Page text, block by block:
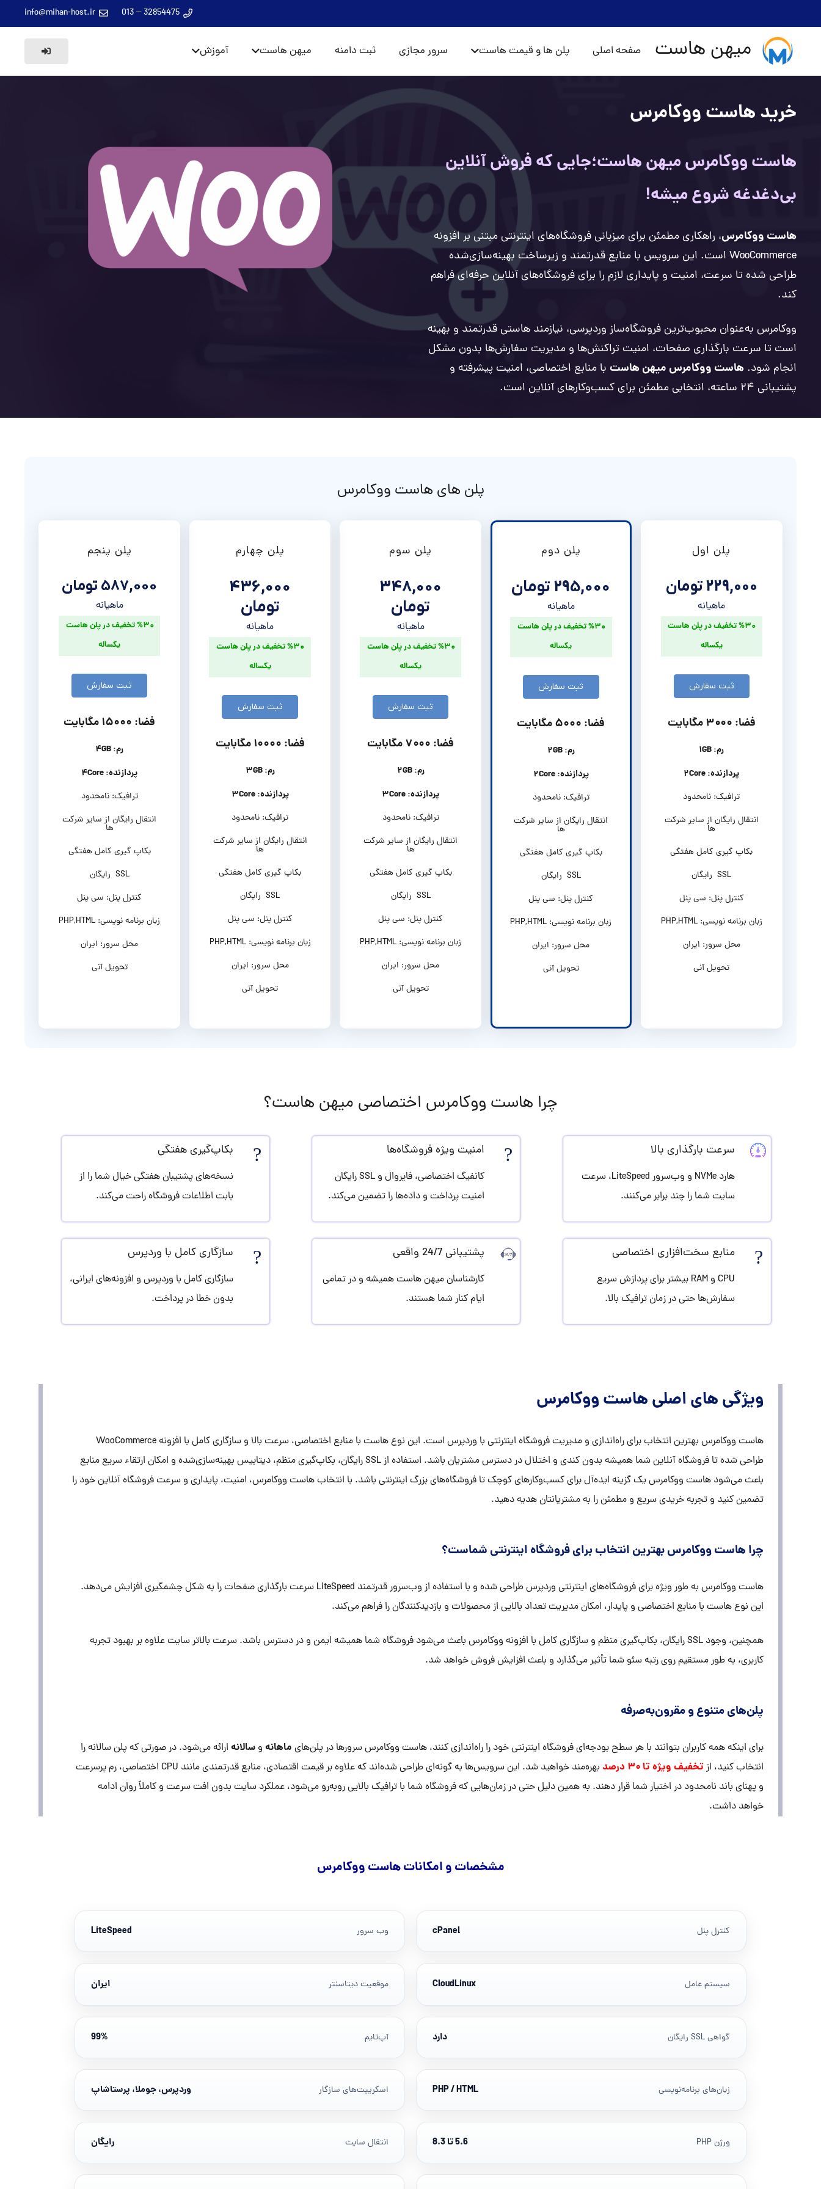
32854475 – 013
info@mihan-host.ir
میهن هاست صفحه اصلی پلن ها و قیمت هاست سرور مجازی ثبت دامنه میهن هاست آموزش
خرید هاست ووکامرس
هاست ووکامرس میهن هاست؛جایی که فروش آنلاین
بی‌دغدغه شروع میشه!
هاست ووکامرس، راهکاری مطمئن برای میزبانی فروشگاه‌های اینترنتی مبتنی بر افزونه
WooCommerce است. این سرویس با منابع قدرتمند و زیرساخت بهینه‌سازی‌شده
طراحی شده تا سرعت، امنیت و پایداری لازم را برای فروشگاه‌های آنلاین حرفه‌ای فراهم
کند.
ووکامرس به‌عنوان محبوب‌ترین فروشگاه‌ساز وردپرسی، نیازمند هاستی قدرتمند و بهینه
است تا سرعت بارگذاری صفحات، امنیت تراکنش‌ها و مدیریت سفارش‌ها بدون مشکل
انجام شود. هاست ووکامرس میهن هاست با منابع اختصاصی، امنیت پیشرفته و
پشتیبانی ۲۴ ساعته، انتخابی مطمئن برای کسب‌وکارهای آنلاین است.
پلن های هاست ووکامرس
پلن اول
229,000 تومان
ماهیانه
%۳۰ تخفیف در پلن هاست
یکساله
ثبت سفارش
فضا: ۳۰۰۰ مگابایت
رم: ۱GB
پردازنده: ٢Core
ترافیک: نامحدود
انتقال رایگان از سایر شرکت
ها
بکاپ گیری کامل هفتگی
SSL رایگان
کنترل پنل: سی پنل
زبان برنامه نویسی: PHP,HTML
محل سرور: ایران
تحویل آنی
پلن دوم
295,000 تومان
ماهیانه
%۳۰ تخفیف در پلن هاست
یکساله
ثبت سفارش
فضا: ۵۰۰۰ مگابایت
رم: ۲GB
پردازنده: ٢Core
ترافیک: نامحدود
انتقال رایگان از سایر شرکت
ها
بکاپ گیری کامل هفتگی
SSL رایگان
کنترل پنل: سی پنل
زبان برنامه نویسی: PHP,HTML
محل سرور: ایران
تحویل آنی
پلن سوم
348,000
تومان
ماهیانه
%۳۰ تخفیف در پلن هاست
یکساله
ثبت سفارش
فضا: ۷۰۰۰ مگابایت
رم: ۲GB
پردازنده: ۳Core
ترافیک: نامحدود
انتقال رایگان از سایر شرکت
ها
بکاپ گیری کامل هفتگی
SSL رایگان
کنترل پنل: سی پنل
زبان برنامه نویسی: PHP,HTML
محل سرور: ایران
تحویل آنی
پلن چهارم
436,000
تومان
ماهیانه
%۳۰ تخفیف در پلن هاست
یکساله
ثبت سفارش
فضا: ۱۰۰۰۰ مگابایت
رم: ۳GB
پردازنده: ۳Core
ترافیک: نامحدود
انتقال رایگان از سایر شرکت
ها
بکاپ گیری کامل هفتگی
SSL رایگان
کنترل پنل: سی پنل
زبان برنامه نویسی: PHP,HTML
محل سرور: ایران
تحویل آنی
پلن پنجم
587,000 تومان
ماهیانه
%۳۰ تخفیف در پلن هاست
یکساله
ثبت سفارش
فضا: ۱۵۰۰۰ مگابایت
رم: ۴GB
پردازنده: ۴Core
ترافیک: نامحدود
انتقال رایگان از سایر شرکت
ها
بکاپ گیری کامل هفتگی
SSL رایگان
کنترل پنل: سی پنل
زبان برنامه نویسی: PHP,HTML
محل سرور: ایران
تحویل آنی
چرا هاست ووکامرس اختصاصی میهن هاست؟
سرعت بارگذاری بالا
هارد NVMe و وب‌سرور LiteSpeed، سرعت
سایت شما را چند برابر می‌کنند.
?️ امنیت ویژه فروشگاه‌ها
کانفیگ اختصاصی، فایروال و SSL رایگان
امنیت پرداخت و داده‌ها را تضمین می‌کند.
? بکاپ‌گیری هفتگی
نسخه‌های پشتیبان هفتگی خیال شما را از
بابت اطلاعات فروشگاه راحت می‌کند.
? منابع سخت‌افزاری اختصاصی
CPU و RAM بیشتر برای پردازش سریع
سفارش‌ها حتی در زمان ترافیک بالا.
پشتیبانی 24/7 واقعی
کارشناسان میهن هاست همیشه و در تمامی
ایام کنار شما هستند.
?️ سازگاری کامل با وردپرس
سازگاری کامل با وردپرس و افزونه‌های ایرانی،
بدون خطا در پرداخت.
ویژگی های اصلی هاست ووکامرس
هاست ووکامرس بهترین انتخاب برای راه‌اندازی و مدیریت فروشگاه اینترنتی با وردپرس است. این نوع هاست با منابع اختصاصی، سرعت بالا و سازگاری کامل با افزونه WooCommerce
طراحی شده تا فروشگاه آنلاین شما همیشه بدون کندی و اختلال در دسترس مشتریان باشد. استفاده از SSL رایگان، بکاپ‌گیری منظم، دیتابیس بهینه‌سازی‌شده و امکان ارتقاء سریع منابع
باعث می‌شود هاست ووکامرس یک گزینه ایده‌آل برای کسب‌وکارهای کوچک تا فروشگاه‌های بزرگ اینترنتی باشد. با انتخاب هاست ووکامرس، امنیت، پایداری و سرعت فروشگاه آنلاین خود را
تضمین کنید و تجربه خریدی سریع و مطمئن را به مشتریانتان هدیه دهید.
چرا هاست ووکامرس بهترین انتخاب برای فروشگاه اینترنتی شماست؟
هاست ووکامرس به طور ویژه برای فروشگاه‌های اینترنتی وردپرس طراحی شده و با استفاده از وب‌سرور قدرتمند LiteSpeed سرعت بارگذاری صفحات را به شکل چشمگیری افزایش می‌دهد.
این نوع هاست با منابع اختصاصی و پایدار، امکان مدیریت تعداد بالایی از محصولات و بازدیدکنندگان را فراهم می‌کند.
همچنین، وجود SSL رایگان، بکاپ‌گیری منظم و سازگاری کامل با افزونه ووکامرس باعث می‌شود فروشگاه شما همیشه ایمن و در دسترس باشد. سرعت بالاتر سایت علاوه بر بهبود تجربه
کاربری، به طور مستقیم روی رتبه سئو شما تأثیر می‌گذارد و باعث افزایش فروش خواهد شد.
پلن‌های متنوع و مقرون‌به‌صرفه
برای اینکه همه کاربران بتوانند با هر سطح بودجه‌ای فروشگاه اینترنتی خود را راه‌اندازی کنند، هاست ووکامرس سرورها در پلن‌های ماهانه و سالانه ارائه می‌شود. در صورتی که پلن سالانه را
انتخاب کنید، ازتخفیف ویژه تا ۳۰ درصد
بهره‌مند خواهید شد. این سرویس‌ها به گونه‌ای طراحی شده‌اند که علاوه بر قیمت اقتصادی، منابع قدرتمندی مانند CPU اختصاصی، رم پرسرعت
و پهنای باند نامحدود در اختیار شما قرار دهند. به همین دلیل حتی در زمان‌هایی که فروشگاه شما با ترافیک بالایی روبه‌رو می‌شود، عملکرد سایت بدون افت سرعت و کاملاً روان ادامه
خواهد داشت.
مشخصات و امکانات هاست ووکامرس
کنترل پنل cPanel وب سرور LiteSpeed
سیستم عامل CloudLinux موقعیت دیتاسنتر ایران
گواهی SSL رایگان دارد آپ‌تایم 99%
زبان‌های برنامه‌نویسی PHP / HTML اسکریپت‌های سازگار وردپرس، جوملا، پرستاشاپ
ورژن PHP 5.6 تا 8.3 انتقال سایت رایگان